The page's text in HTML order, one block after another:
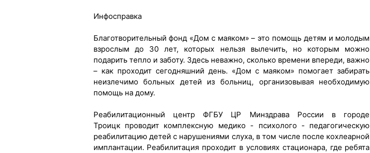
Инфосправка
Благотворительный фонд «Дом с маяком» – это помощь детям и молодым
взрослым до 30 лет, которых нельзя вылечить, но которым можно
подарить тепло и заботу. Здесь неважно, сколько времени впереди, важно
– как проходит сегодняшний день. «Дом с маяком» помогает забирать
неизлечимо больных детей из больниц, организовывая необходимую
помощь на дому.
Реабилитационный центр ФГБУ ЦР Минздрава России в городе
Троицк проводит комплексную медико - психолого - педагогическую
реабилитацию детей с нарушениями слуха, в том числе после кохлеарной
имплантации. Реабилитация проходит в условиях стационара, где ребята